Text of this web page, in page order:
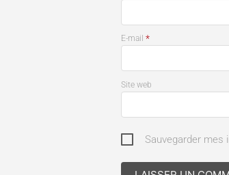
E-mail*
Site web
Sauvegarder mes